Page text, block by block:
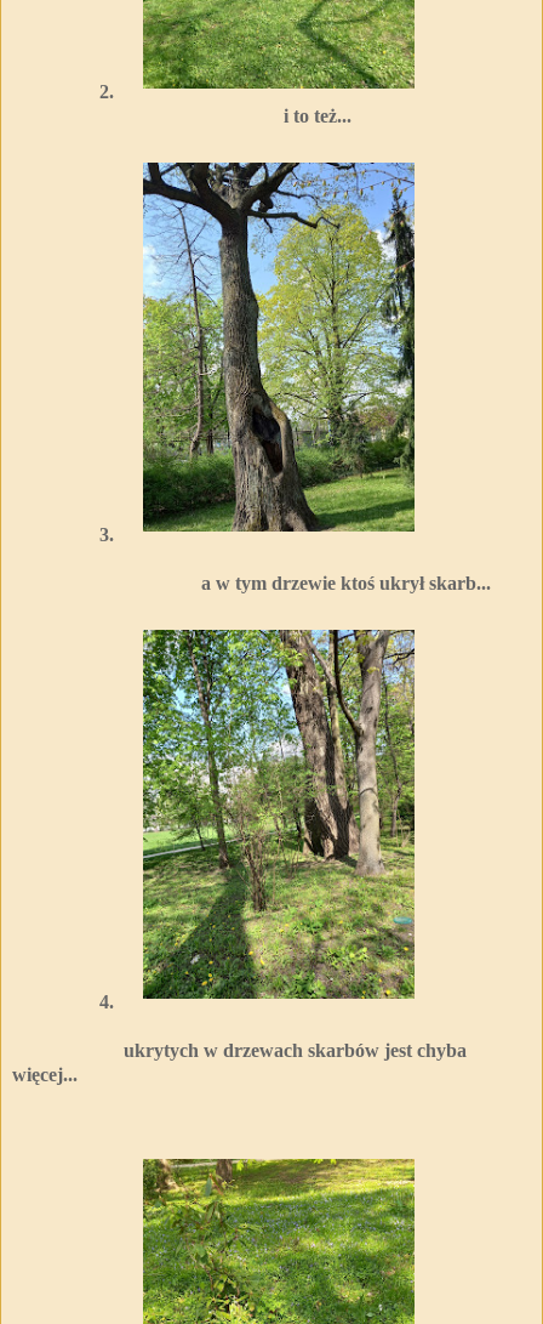
2.
i to też...
3.
a w tym drzewie ktoś ukrył skarb...
4.
ukrytych w drzewach skarbów jest chyba
więcej...